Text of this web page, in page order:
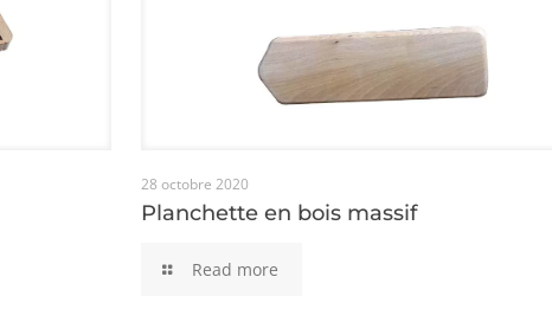
28 octobre 2020
Planchette en bois massif
Read more